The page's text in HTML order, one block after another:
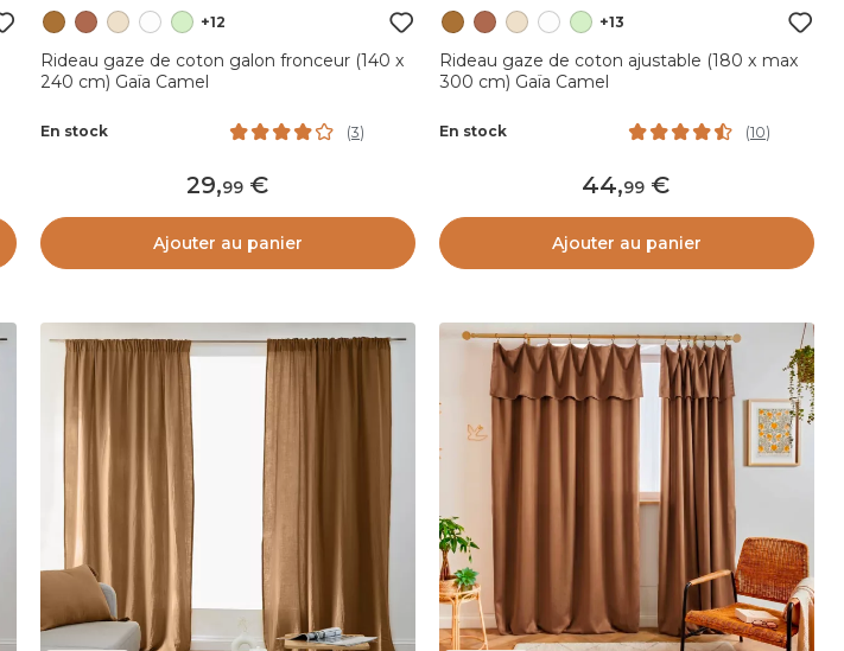
+12
Rideau gaze de coton galon fronceur (140 x
240 cm) Gaïa Camel
En stock (3)
29,99
Ajouter au panier
+13
Rideau gaze de coton ajustable (180 x max
300 cm) Gaïa Camel
En stock (10)
44,99
Ajouter au panier